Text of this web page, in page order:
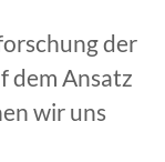
der
dem Ansatz
wir uns